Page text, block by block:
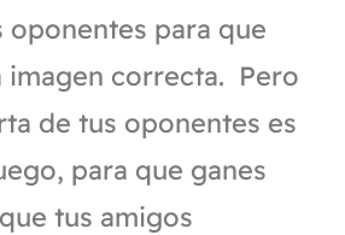
oponentes para que
imagen correcta. Pero
de tus oponentes es
para que ganes
tus amigos